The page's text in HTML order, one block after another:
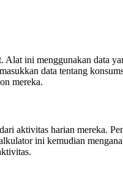
ini menggunakan data
data tentang
mereka.
aktivitas harian mereka.
ini kemudian